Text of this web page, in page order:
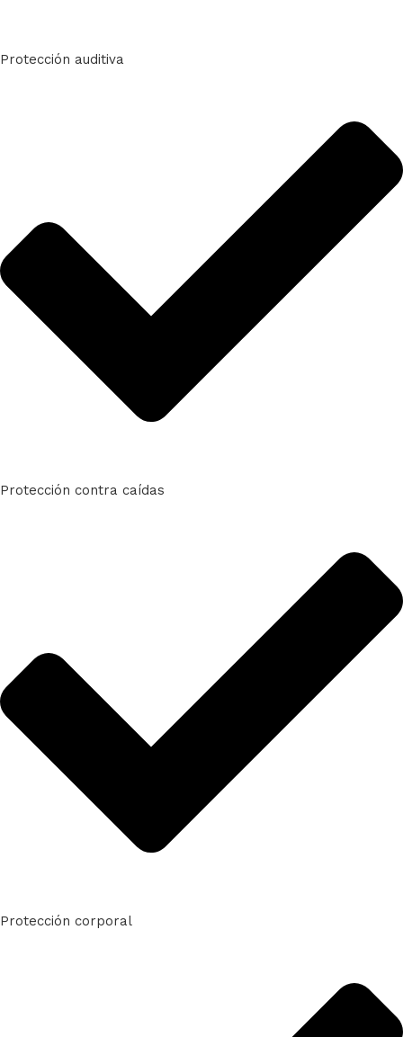
Protección auditiva
Protección contra caídas
Protección corporal